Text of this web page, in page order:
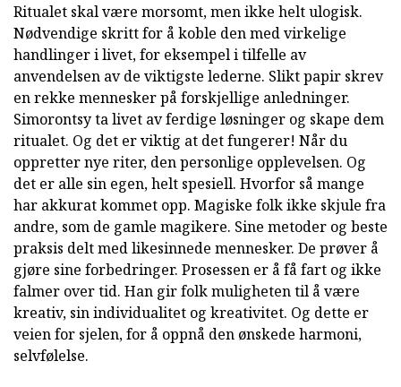
Ritualet skal være morsomt, men ikke helt ulogisk.
Nødvendige skritt for å koble den med virkelige
handlinger i livet, for eksempel i tilfelle av
anvendelsen av de viktigste lederne. Slikt papir skrev
en rekke mennesker på forskjellige anledninger.
Simorontsy ta livet av ferdige løsninger og skape dem
ritualet. Og det er viktig at det fungerer! Når du
oppretter nye riter, den personlige opplevelsen. Og
det er alle sin egen, helt spesiell. Hvorfor så mange
har akkurat kommet opp. Magiske folk ikke skjule fra
andre, som de gamle magikere. Sine metoder og beste
praksis delt med likesinnede mennesker. De prøver å
gjøre sine forbedringer. Prosessen er å få fart og ikke
falmer over tid. Han gir folk muligheten til å være
kreativ, sin individualitet og kreativitet. Og dette er
veien for sjelen, for å oppnå den ønskede harmoni,
selvfølelse.